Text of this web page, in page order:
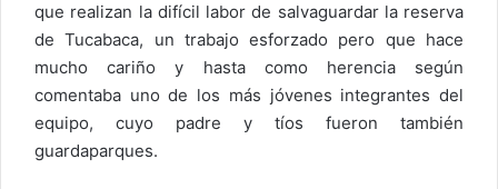
que realizan la difícil labor de salvaguardar la reserva
de Tucabaca, un trabajo esforzado pero que hace
mucho cariño y hasta como herencia según
comentaba uno de los más jóvenes integrantes del
equipo, cuyo padre y tíos fueron también
guardaparques.